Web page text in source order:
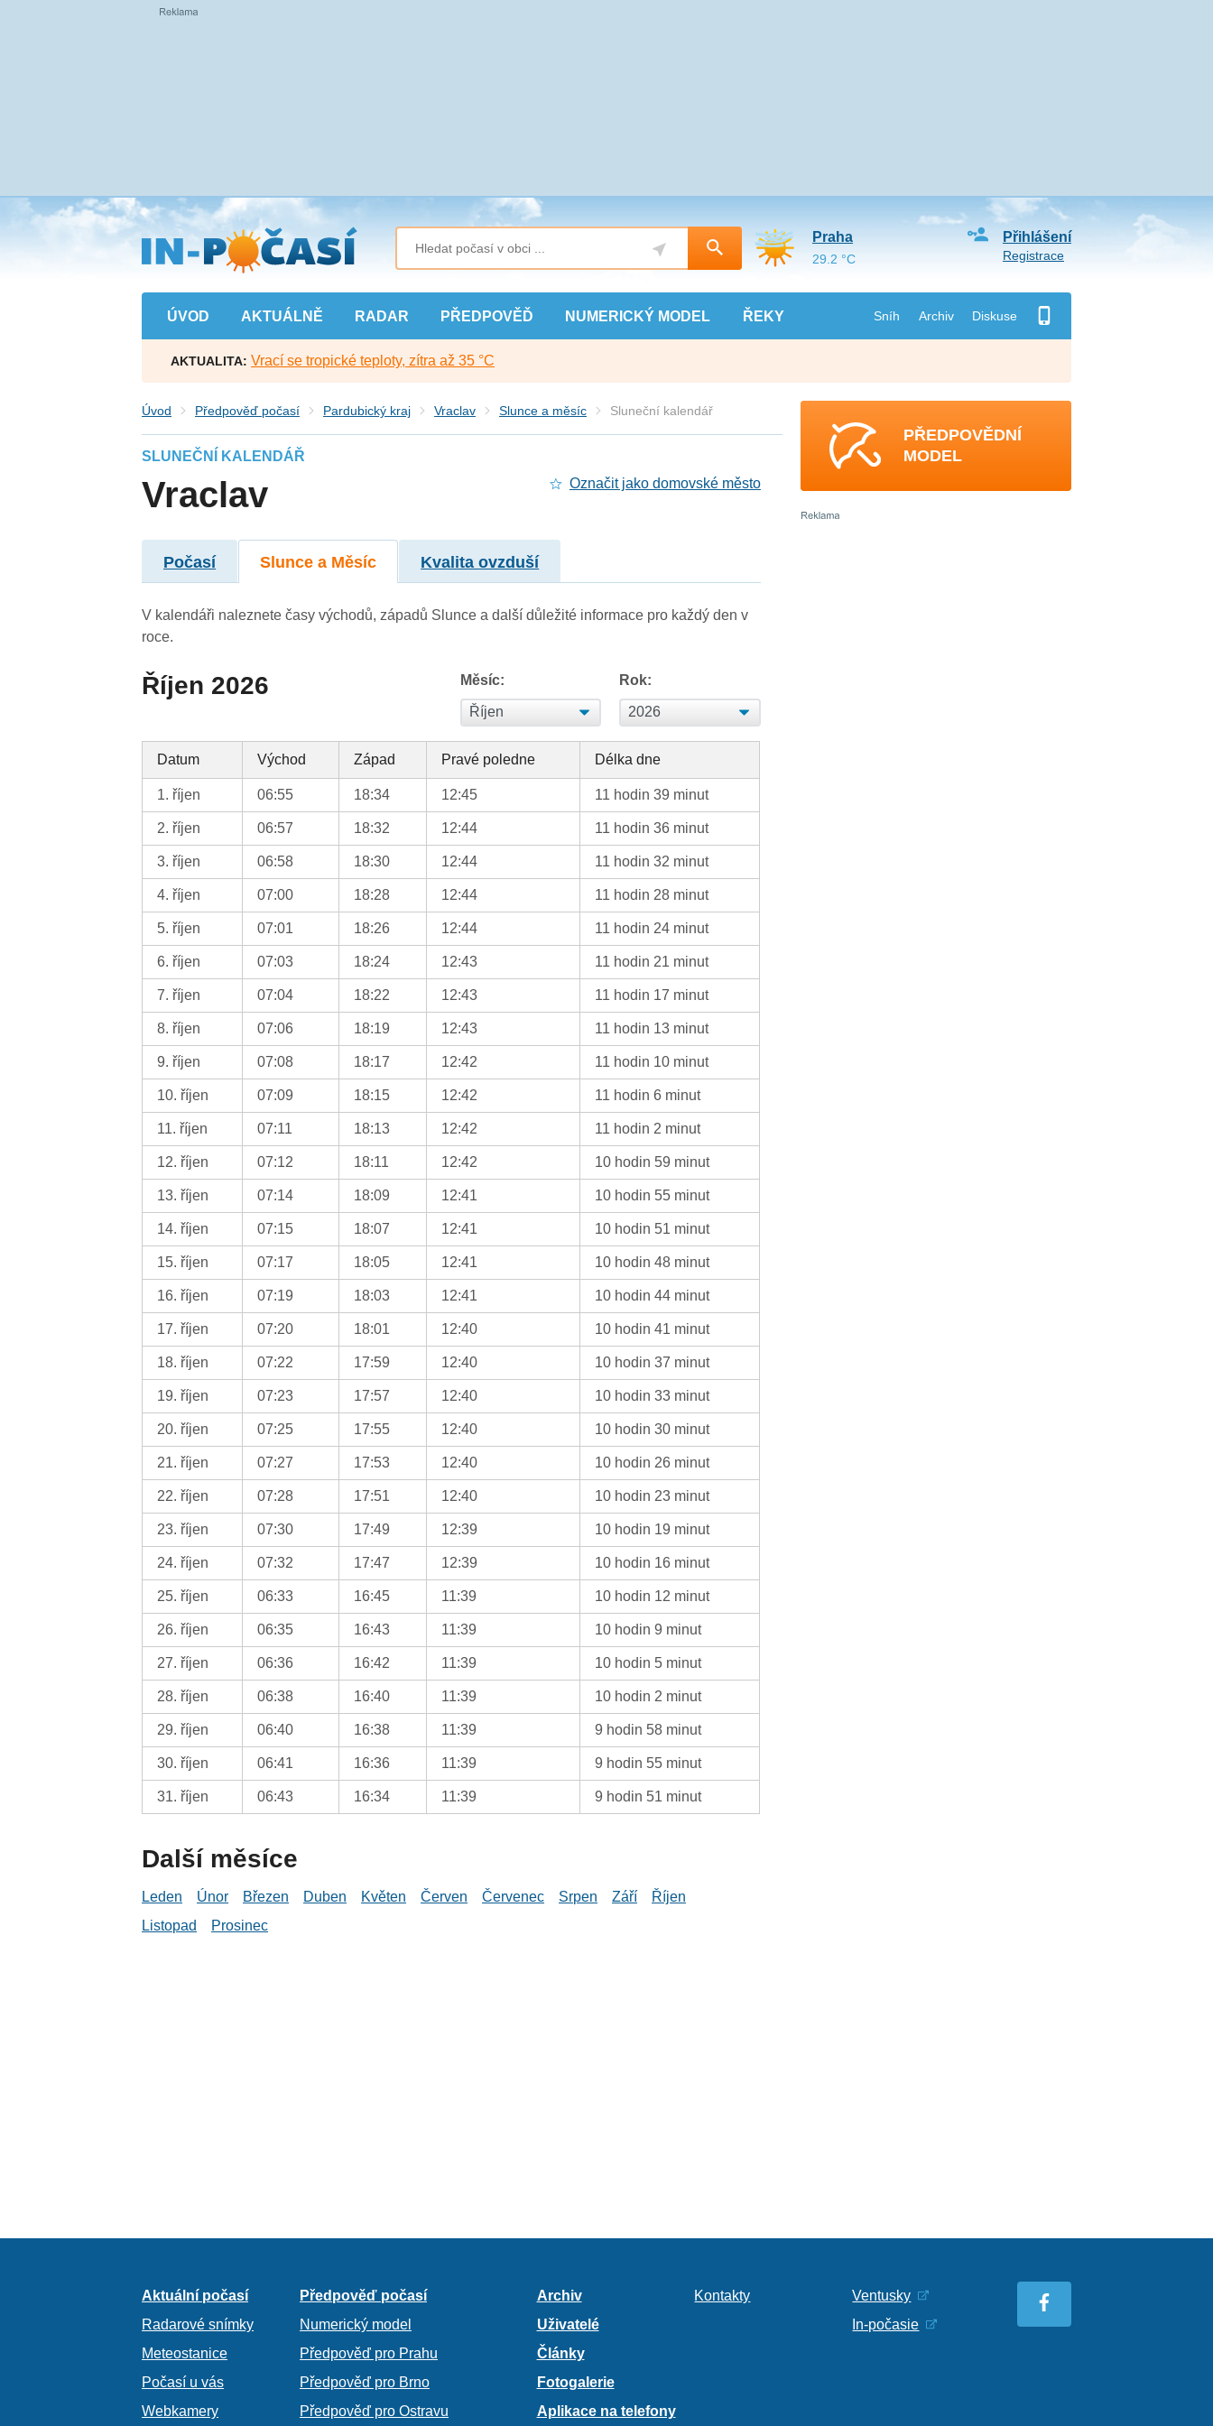
Přejít
na
hlavní
obsah
ÚVOD AKTUÁLNĚ RADAR PŘEDPOVĚĎ NUMERICKÝ MODEL ŘEKY Sníh Archiv Diskuse
Přihlášení
Registrace
Praha
29.2 °C
AKTUALITA: Vrací se tropické teploty, zítra až 35 °C
Úvod Předpověď počasí Pardubický kraj Vraclav Slunce a měsíc Sluneční kalendář
SLUNEČNÍ KALENDÁŘ
Vraclav Označit jako domovské město
Počasí Slunce a Měsíc Kvalita ovzduší
V kalendáři naleznete časy východů, západů Slunce a další důležité informace pro každý den v
roce.
Říjen 2026 Měsíc: Rok:
Datum Východ Západ Pravé poledne Délka dne
1. říjen 06:55 18:34 12:45 11 hodin 39 minut
2. říjen 06:57 18:32 12:44 11 hodin 36 minut
3. říjen 06:58 18:30 12:44 11 hodin 32 minut
4. říjen 07:00 18:28 12:44 11 hodin 28 minut
5. říjen 07:01 18:26 12:44 11 hodin 24 minut
6. říjen 07:03 18:24 12:43 11 hodin 21 minut
7. říjen 07:04 18:22 12:43 11 hodin 17 minut
8. říjen 07:06 18:19 12:43 11 hodin 13 minut
9. říjen 07:08 18:17 12:42 11 hodin 10 minut
10. říjen 07:09 18:15 12:42 11 hodin 6 minut
11. říjen 07:11 18:13 12:42 11 hodin 2 minut
12. říjen 07:12 18:11 12:42 10 hodin 59 minut
13. říjen 07:14 18:09 12:41 10 hodin 55 minut
14. říjen 07:15 18:07 12:41 10 hodin 51 minut
15. říjen 07:17 18:05 12:41 10 hodin 48 minut
16. říjen 07:19 18:03 12:41 10 hodin 44 minut
17. říjen 07:20 18:01 12:40 10 hodin 41 minut
18. říjen 07:22 17:59 12:40 10 hodin 37 minut
19. říjen 07:23 17:57 12:40 10 hodin 33 minut
20. říjen 07:25 17:55 12:40 10 hodin 30 minut
21. říjen 07:27 17:53 12:40 10 hodin 26 minut
22. říjen 07:28 17:51 12:40 10 hodin 23 minut
23. říjen 07:30 17:49 12:39 10 hodin 19 minut
24. říjen 07:32 17:47 12:39 10 hodin 16 minut
25. říjen 06:33 16:45 11:39 10 hodin 12 minut
26. říjen 06:35 16:43 11:39 10 hodin 9 minut
27. říjen 06:36 16:42 11:39 10 hodin 5 minut
28. říjen 06:38 16:40 11:39 10 hodin 2 minut
29. říjen 06:40 16:38 11:39 9 hodin 58 minut
30. říjen 06:41 16:36 11:39 9 hodin 55 minut
31. říjen 06:43 16:34 11:39 9 hodin 51 minut
Další měsíce
Leden Únor Březen Duben Květen Červen Červenec Srpen Září
Říjen
Listopad
Prosinec
PŘEDPOVĚDNÍ
MODEL
Aktuální počasí
Radarové snímky
Meteostanice
Počasí u vás
Webkamery
Předpověď počasí
Numerický model
Předpověď pro Prahu
Předpověď pro Brno
Předpověď pro Ostravu
Archiv
Uživatelé
Články
Fotogalerie
Aplikace na telefony
Kontakty
Ventusky
In-počasie